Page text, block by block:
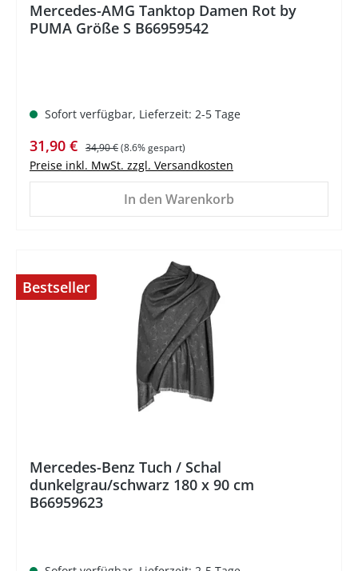
Mercedes-AMG Tanktop Damen Rot by
PUMA Größe S B66959542
Sofort verfügbar, Lieferzeit: 2-5 Tage
Verkaufspreis:
31,90 € Regulärer Preis:
34,90 €(8.6% gespart)
Preise inkl. MwSt. zzgl. Versandkosten
In den Warenkorb
Bestseller
Mercedes-Benz Tuch / Schal
dunkelgrau/schwarz 180 x 90 cm
B66959623